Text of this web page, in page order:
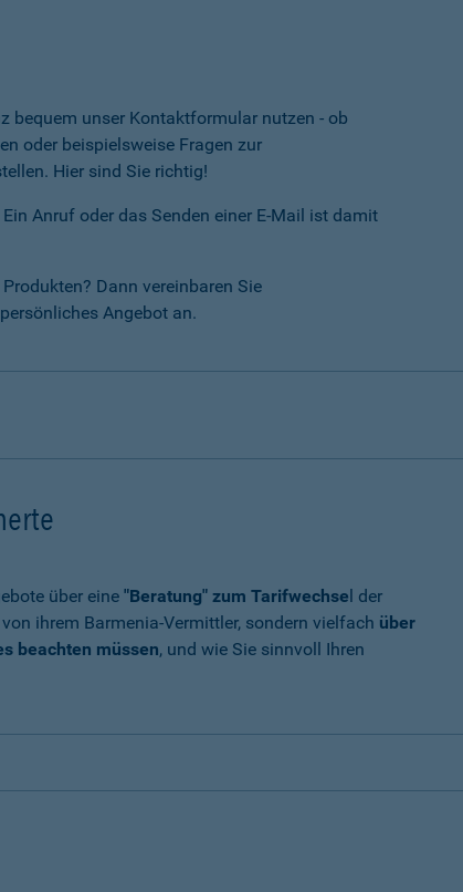
bequem unser Kontaktformular nutzen - ob
oder beispielsweise Fragen zur
Hier sind Sie richtig!
Ein Anruf oder das Senden einer E-Mail ist damit
Dann vereinbaren Sie
Angebot an.
über eine "Beratung" zum Tarifwechsel der
ihrem Barmenia-Vermittler, sondern vielfach über
beachten müssen, und wie Sie sinnvoll Ihren